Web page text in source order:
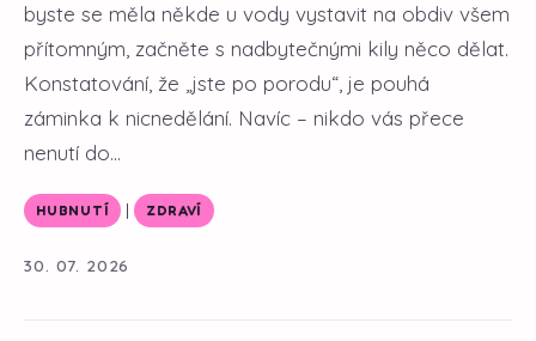
byste se měla někde u vody vystavit na obdiv všem
přítomným, začněte s nadbytečnými kily něco dělat.
Konstatování, že „jste po porodu“, je pouhá
záminka k nicnedělání. Navíc – nikdo vás přece
nenutí do...
HUBNUTÍ | ZDRAVÍ
30. 07. 2026